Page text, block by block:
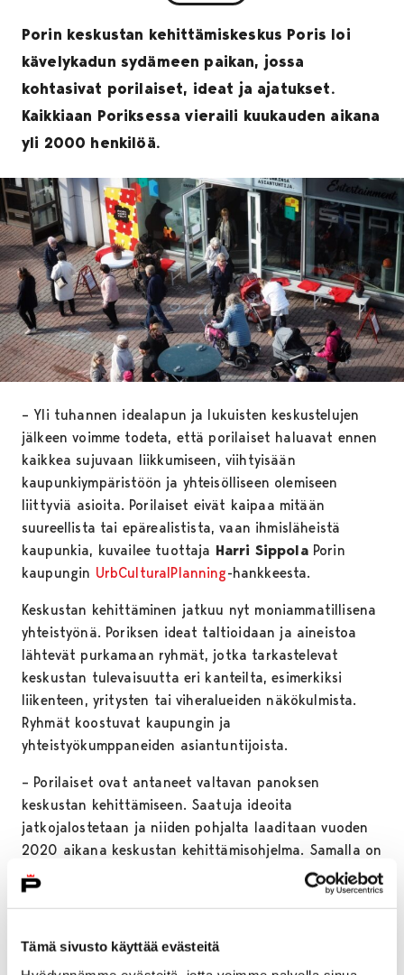
Tämä sivusto käyttää evästeitä
Porin keskustan kehittämiskeskus Poris loi
kävelykadun sydämeen paikan, jossa
kohtasivat porilaiset, ideat ja ajatukset.
Kaikkiaan Poriksessa vieraili kuukauden aikana
yli 2000 henkilöä.
– Yli tuhannen idealapun ja lukuisten keskustelujen
jälkeen voimme todeta, että porilaiset haluavat ennen
kaikkea sujuvaan liikkumiseen, viihtyisään
kaupunkiympäristöön ja yhteisölliseen olemiseen
liittyviä asioita. Porilaiset eivät kaipaa mitään
suureellista tai epärealistista, vaan ihmisläheistä
kaupunkia, kuvailee tuottaja Harri Sippola Porin
kaupungin UrbCulturalPlanning-hankkeesta.
Keskustan kehittäminen jatkuu nyt moniammatillisena
yhteistyönä. Poriksen ideat taltioidaan ja aineistoa
lähtevät purkamaan ryhmät, jotka tarkastelevat
keskustan tulevaisuutta eri kanteilta, esimerkiksi
liikenteen, yritysten tai viheralueiden näkökulmista.
Ryhmät koostuvat kaupungin ja
yhteistyökumppaneiden asiantuntijoista.
– Porilaiset ovat antaneet valtavan panoksen
keskustan kehittämiseen. Saatuja ideoita
jatkojalostetaan ja niiden pohjalta laaditaan vuoden
2020 aikana keskustan kehittämisohjelma. Samalla on
tarkoitus käynnistää kokeiluja, joihin kaupunkilaiset
pääsevät osallistumaan, kiittelee
Osallistavan pop-up-tilan konsepti keräsi kiinnostusta